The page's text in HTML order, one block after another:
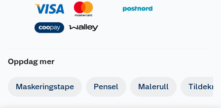
Oppdag mer
Maskeringstape Pensel Malerull